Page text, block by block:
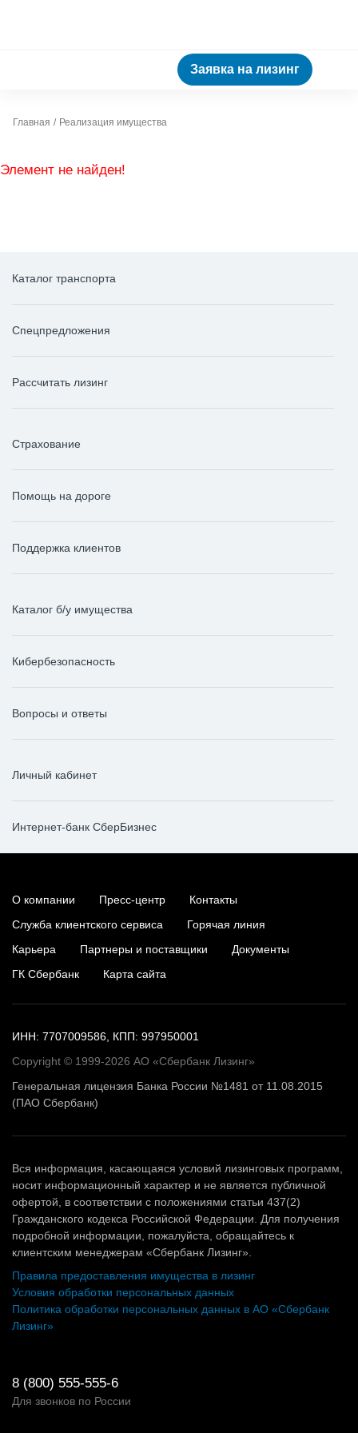
Заявка на лизинг
Главная Реализация имущества
Элемент не найден!
Каталог транспорта
Спецпредложения
Рассчитать лизинг
Страхование
Помощь на дороге
Поддержка клиентов
Каталог б/у имущества
Кибербезопасность
Вопросы и ответы
Личный кабинет
Интернет-банк СберБизнес
О компании Пресс-центр
Контакты
Служба клиентского сервиса
Горячая линия
Карьера
Партнеры и поставщики
Документы
ГК Сбербанк
Карта сайта
ИНН: 7707009586, КПП: 997950001
Copyright © 1999-2026 АО «Сбербанк Лизинг»
Генеральная лицензия Банка России №1481 от 11.08.2015
(ПАО Сбербанк)
Вся информация, касающаяся условий лизинговых программ,
носит информационный характер и не является публичной
офертой, в соответствии с положениями статьи 437(2)
Гражданского кодекса Российской Федерации. Для получения
подробной информации, пожалуйста, обращайтесь к
клиентским менеджерам «Сбербанк Лизинг».
Правила предоставления имущества в лизинг
Условия обработки персональных данных
Политика обработки персональных данных в АО «Сбербанк
Лизинг»
8 (800) 555-555-6
Для звонков по России